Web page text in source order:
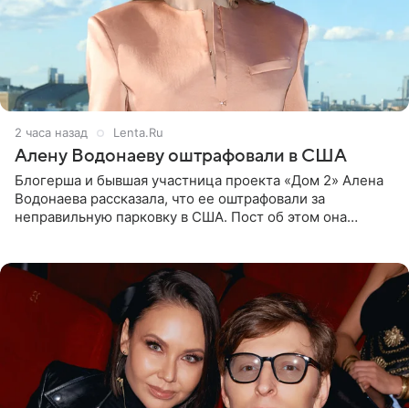
2 часа назад Lenta.Ru
Алену Водонаеву оштрафовали в США
Блогерша и бывшая участница проекта «Дом 2» Алена
Водонаева рассказала, что ее оштрафовали за
неправильную парковку в США. Пост об этом она